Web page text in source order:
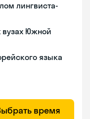
лингвиста-
вузах Южной
языка
время